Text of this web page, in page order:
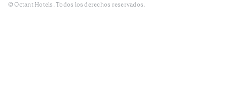
© Octant Hotels. Todos los derechos reservados.